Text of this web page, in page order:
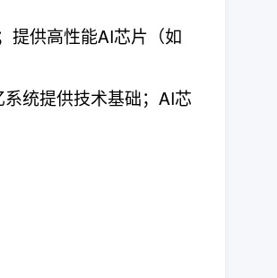
提供高性能AI芯片（如
统提供技术基础；AI芯